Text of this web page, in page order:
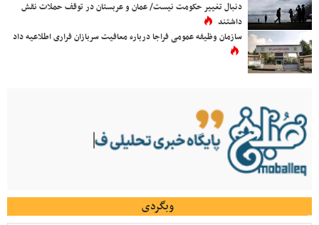
دنبال تغییر حکومت نیست/ عمان و عربستان در توقف حملات نقش
داشتند
سازمان وظیفه عمومی فراجا درباره معافیت سربازان فراری اطلاعیه داد
وبگردی